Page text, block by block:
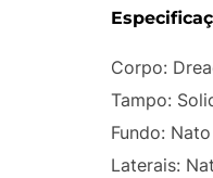
Corpo:
Tampo:
Fundo:
Laterais: